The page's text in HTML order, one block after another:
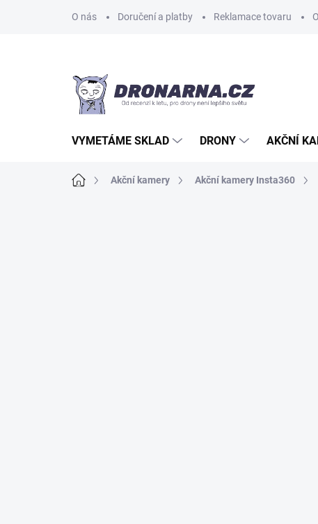
O nás Doručení a platby Reklamace tovaru
VYMETÁME SKLAD DRONY AKČNÍ
Domů Akční kamery Akční kamery Insta360